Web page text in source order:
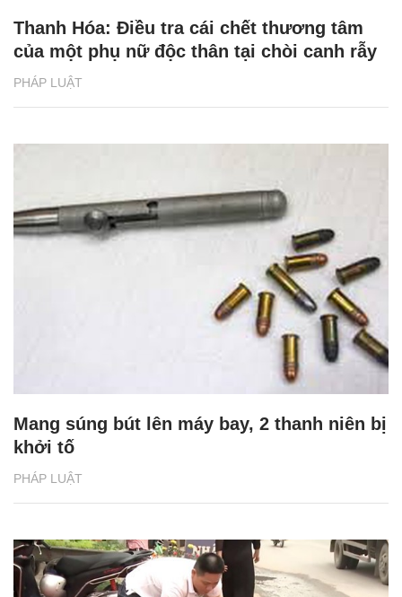
PHÁP LUẬT
Thanh Hóa: Điều tra cái chết thương tâm
của một phụ nữ độc thân tại chòi canh rẫy
PHÁP LUẬT
Mang súng bút lên máy bay, 2 thanh niên bị
khởi tố